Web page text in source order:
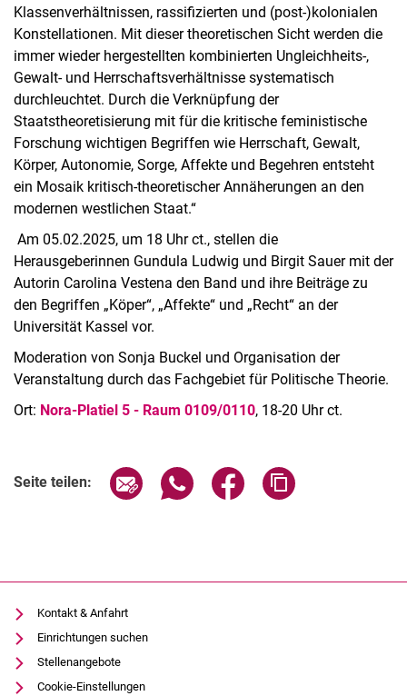
Klassenverhältnissen, rassifizierten und (post-)kolonialen
Konstellationen. Mit dieser theoretischen Sicht werden die
immer wieder hergestellten kombinierten Ungleichheits-,
Gewalt- und Herrschaftsverhältnisse systematisch
durchleuchtet. Durch die Verknüpfung der
Staatstheoretisierung mit für die kritische feministische
Forschung wichtigen Begriffen wie Herrschaft, Gewalt,
Körper, Autonomie, Sorge, Affekte und Begehren entsteht
ein Mosaik kritisch-theoretischer Annäherungen an den
modernen westlichen Staat.“
Am 05.02.2025, um 18 Uhr ct., stellen die
Herausgeberinnen Gundula Ludwig und Birgit Sauer mit der
Autorin Carolina Vestena den Band und ihre Beiträge zu
den Begriffen „Köper“, „Affekte“ und „Recht“ an der
Universität Kassel vor.
Moderation von Sonja Buckel und Organisation der
Veranstaltung durch das Fachgebiet für Politische Theorie.
Ort: Nora-Platiel 5 - Raum 0109/0110, 18-20 Uhr ct.
Seite teilen: Seite über E-Mail teilen
Seite über WhatsApp teilen
Seite über Facebook
Kontakt & Anfahrt
Einrichtungen suchen
Stellenangebote
Cookie-Einstellungen